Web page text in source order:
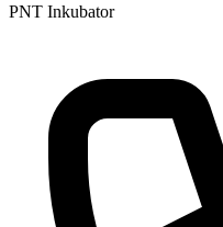
PNT Inkubator